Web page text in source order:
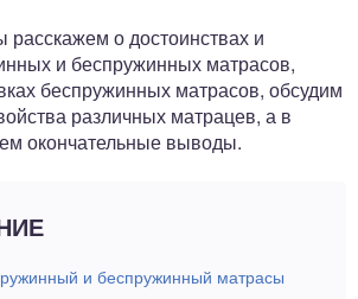
о достоинствах и
и беспружинных матрасов,
беспружинных матрасов, обсудим
различных матрацев, а в
окончательные выводы.
и беспружинный матрасы